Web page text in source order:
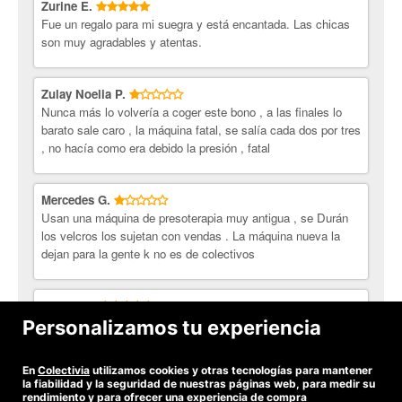
Zurine E.
Fue un regalo para mi suegra y está encantada. Las chicas
son muy agradables y atentas.
Zulay Noelia P.
Nunca más lo volvería a coger este bono , a las finales lo
barato sale caro , la máquina fatal, se salía cada dos por tres
, no hacía como era debido la presión , fatal
Mercedes G.
Usan una máquina de presoterapia muy antigua , se Durán
los velcros los sujetan con vendas . La máquina nueva la
dejan para la gente k no es de colectivos
Ainhoa V.
Me ha gustado mucho y la chica era un encanto. Muy
Ver todas las opiniones
Personalizamos tu experiencia
En Colectivia utilizamos cookies y otras tecnologías para mantener
la fiabilidad y la seguridad de nuestras páginas web, para medir su
rendimiento y para ofrecer una experiencia de compra